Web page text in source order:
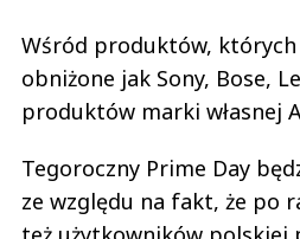
Wśród produktów, których
obniżone jak Sony, Bose,
produktów marki własnej
Tegoroczny Prime Day
ze względu na fakt, że po